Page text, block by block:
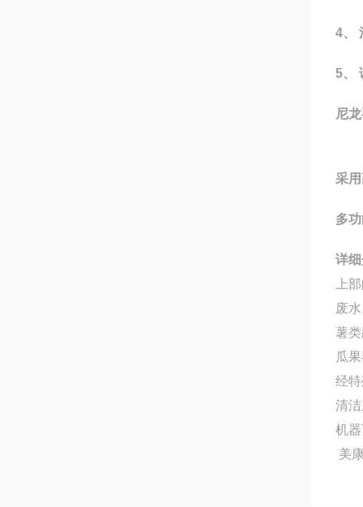
4、
5、
尼龙
采
多
详
上
废
薯
瓜
经
清
机
美